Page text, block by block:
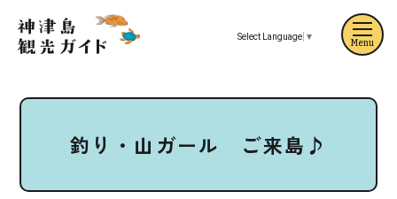
Select Language ▼
釣り・山ガール ご来島♪
Menu